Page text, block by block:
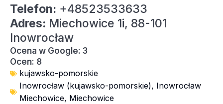
Telefon: +48523533633
Adres: Miechowice 1i, 88-101
Inowrocław
Ocena w Google: 3
Ocen: 8
kujawsko-pomorskie
Inowrocław (kujawsko-pomorskie), Inowrocław
Miechowice, Miechowice